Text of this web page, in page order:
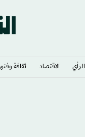
الرأي الاقتصاد ثقافة